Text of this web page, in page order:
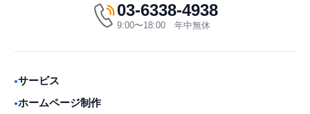
03-6338-4938
9:00〜18:00 年中無休
●サービス
●ホームページ制作